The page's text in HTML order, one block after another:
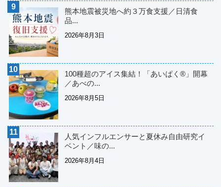
熊本地震被災地へ約３万食支援／日清食
品...
2026年8月3日
100種超のアイス集結！「あいぱく®」開幕
／あべの...
2026年8月5日
人気インフルエンサーと夏休み自由研究イ
ベント／味の...
2026年8月4日